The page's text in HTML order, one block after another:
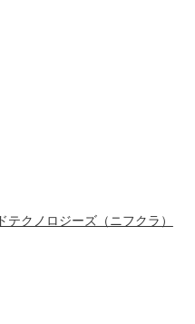
クノロジーズ（ニフクラ）